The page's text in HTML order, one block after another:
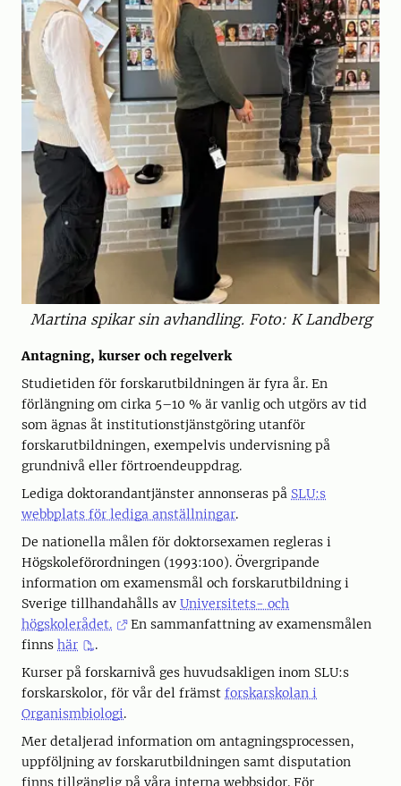
Martina spikar sin avhandling. Foto: K Landberg
Antagning, kurser och regelverk
Studietiden för forskarutbildningen är fyra år. En
förlängning om cirka 5–10 % är vanlig och utgörs av tid
som ägnas åt institutionstjänstgöring utanför
forskarutbildningen, exempelvis undervisning på
grundnivå eller förtroendeuppdrag.
Lediga doktorandantjänster annonseras på SLU:s
webbplats för lediga anställningar.
De nationella målen för doktorsexamen regleras i
Högskoleförordningen (1993:100). Övergripande
information om examensmål och forskarutbildning i
Sverige tillhandahålls av Universitets- och
högskolerådet.
En sammanfattning av examensmålen
finns här
.
Kurser på forskarnivå ges huvudsakligen inom SLU:s
forskarskolor, för vår del främst forskarskolan i
Organismbiologi.
Mer detaljerad information om antagningsprocessen,
uppföljning av forskarutbildningen samt disputation
finns tillgänglig på våra interna webbsidor. För